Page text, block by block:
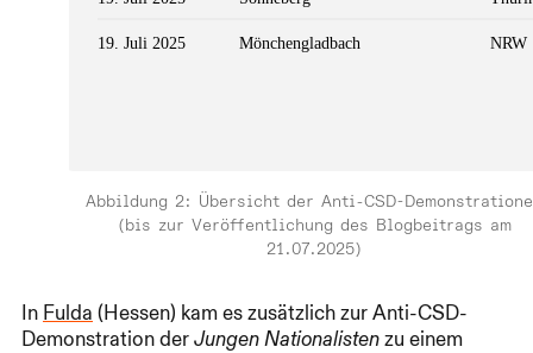
Abbildung 2: Übersicht der Anti-CSD-
(bis zur Veröffentlichung des Blogbeitrags am
21.07.2025)
In Fulda (Hessen) kam es zusätzlich zur Anti-CSD-
Demonstration der Jungen Nationalisten zu einem